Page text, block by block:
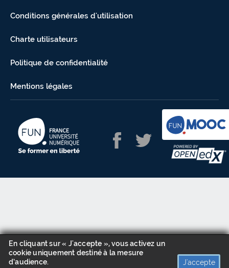
En cliquant sur « J'accepte », vous activez un
cookie uniquement destiné à la mesure
d’audience.
J'accepte
Conditions générales d'utilisation
Charte utilisateurs
Politique de confidentialité
Mentions légales